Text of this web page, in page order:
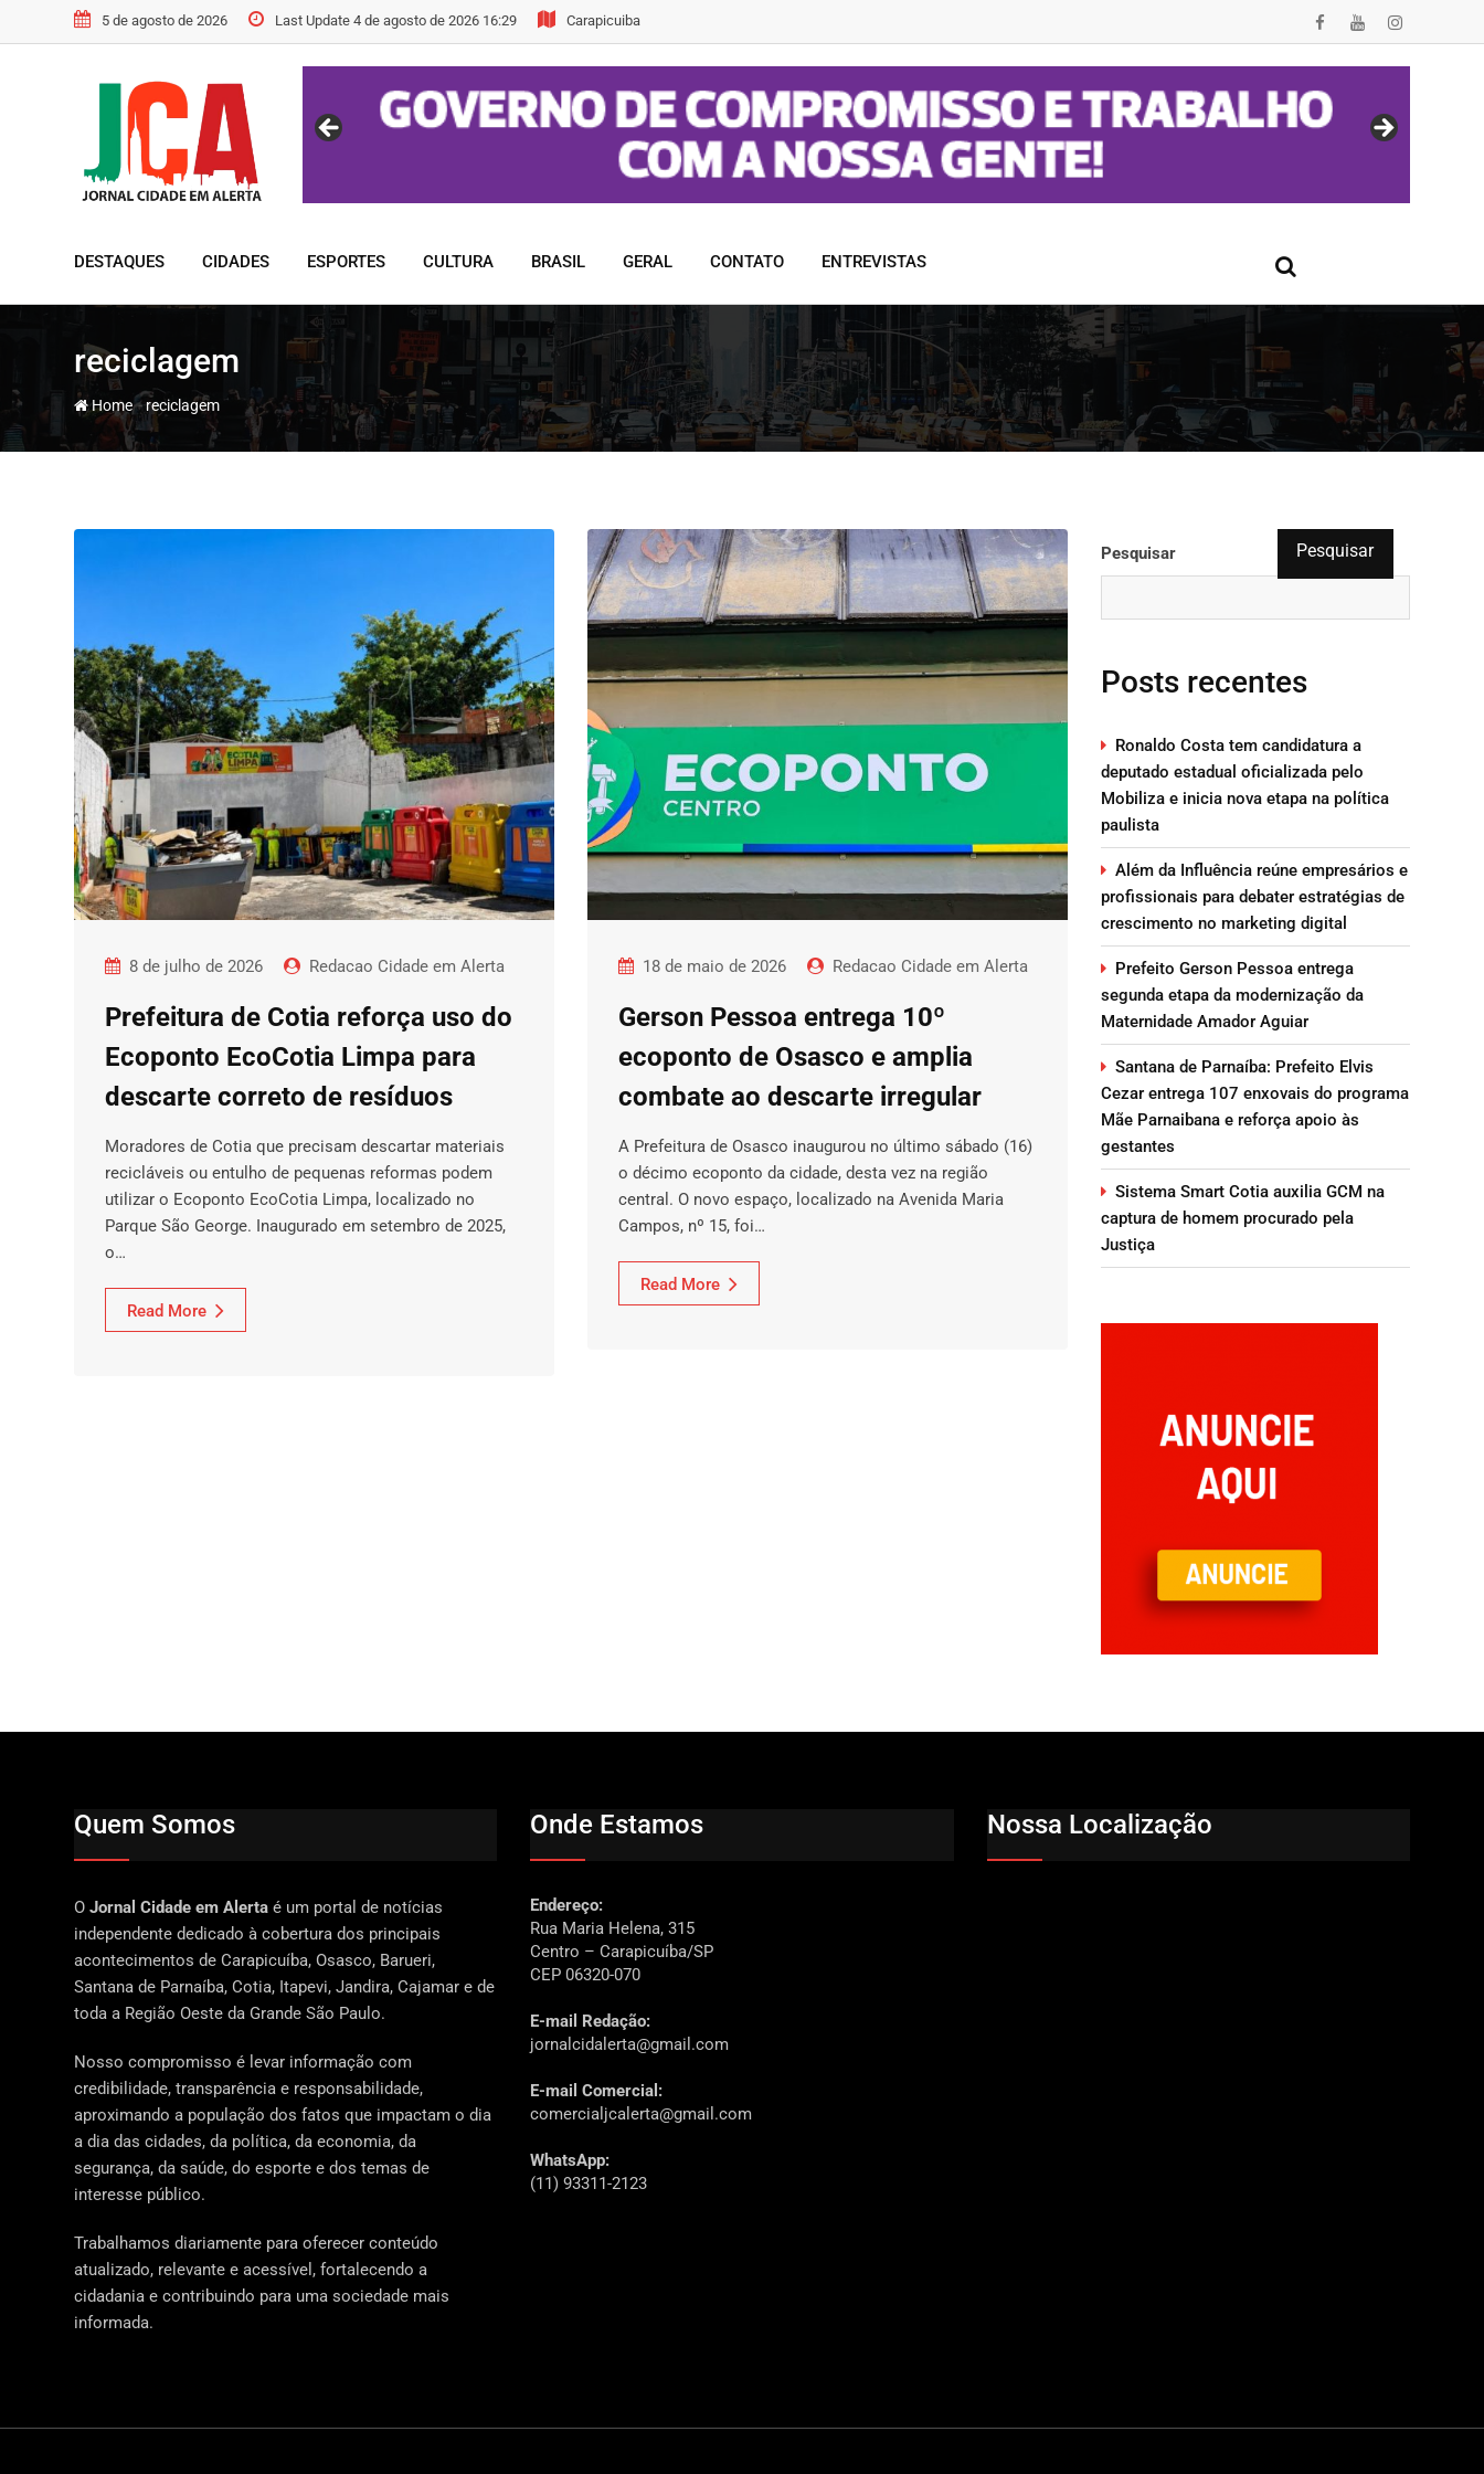
to
5 de agosto de 2026 Last Update 4 de agosto de 2026 16:29 Carapicuiba
DESTAQUES CIDADES ESPORTES CULTURA BRASIL GERAL CONTATO ENTREVISTAS
reciclagem
Home-reciclagem
8 de julho de 2026 Redacao Cidade em Alerta
Prefeitura de Cotia reforça uso do
Ecoponto EcoCotia Limpa para
descarte correto de resíduos
Moradores de Cotia que precisam descartar materiais
recicláveis ou entulho de pequenas reformas podem
utilizar o Ecoponto EcoCotia Limpa, localizado no
Parque São George. Inaugurado em setembro de 2025,
o…
Read More
18 de maio de 2026 Redacao Cidade em Alerta
Gerson Pessoa entrega 10º
ecoponto de Osasco e amplia
combate ao descarte irregular
A Prefeitura de Osasco inaugurou no último sábado (16)
o décimo ecoponto da cidade, desta vez na região
central. O novo espaço, localizado na Avenida Maria
Campos, nº 15, foi…
Read More
Pesquisar Pesquisar
Posts recentes
Ronaldo Costa tem candidatura a
deputado estadual oficializada pelo
Mobiliza e inicia nova etapa na política
paulista
Além da Influência reúne empresários e
profissionais para debater estratégias de
crescimento no marketing digital
Prefeito Gerson Pessoa entrega
segunda etapa da modernização da
Maternidade Amador Aguiar
Santana de Parnaíba: Prefeito Elvis
Cezar entrega 107 enxovais do programa
Mãe Parnaibana e reforça apoio às
gestantes
Sistema Smart Cotia auxilia GCM na
captura de homem procurado pela
Justiça
Quem Somos
O Jornal Cidade em Alerta é um portal de notícias
independente dedicado à cobertura dos principais
acontecimentos de Carapicuíba, Osasco, Barueri,
Santana de Parnaíba, Cotia, Itapevi, Jandira, Cajamar e de
toda a Região Oeste da Grande São Paulo.
Nosso compromisso é levar informação com
credibilidade, transparência e responsabilidade,
aproximando a população dos fatos que impactam o dia
a dia das cidades, da política, da economia, da
segurança, da saúde, do esporte e dos temas de
interesse público.
Trabalhamos diariamente para oferecer conteúdo
atualizado, relevante e acessível, fortalecendo a
cidadania e contribuindo para uma sociedade mais
informada.
Onde Estamos
Endereço:
Rua Maria Helena, 315
Centro – Carapicuíba/SP
CEP 06320-070
E-mail Redação:
jornalcidalerta@gmail.com
E-mail Comercial:
comercialjcalerta@gmail.com
WhatsApp:
(11) 93311-2123
Nossa Localização